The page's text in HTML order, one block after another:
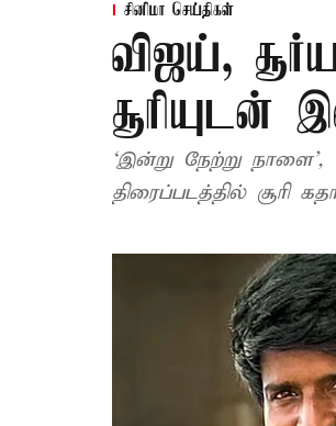
சினிமா செய்திகள்
விஜய்,
‘இன்று நேற்று
திரைப்படத்தில் சூரி